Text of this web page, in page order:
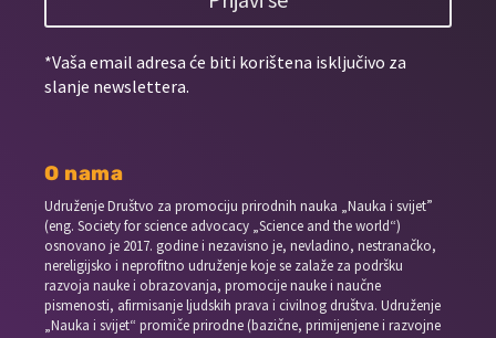
*Vaša email adresa će biti korištena isključivo za
slanje newslettera.
O nama
Udruženje Društvo za promociju prirodnih nauka „Nauka i svijet”
(eng. Society for science advocacy „Science and the world“)
osnovano je 2017. godine i nezavisno je, nevladino, nestranačko,
nereligijsko i neprofitno udruženje koje se zalaže za podršku
razvoja nauke i obrazovanja, promocije nauke i naučne
pismenosti, afirmisanje ljudskih prava i civilnog društva. Udruženje
„Nauka i svijet“ promiče prirodne (bazične, primijenjene i razvojne